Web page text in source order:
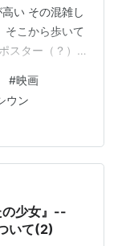
い その混雑し
そこから歩いて
スター（？）
に、首都圏で
と併せて最高
（キム・シウ
の下請けのコ
していくこと
#映画
ウン
の少女』--
いて(2)